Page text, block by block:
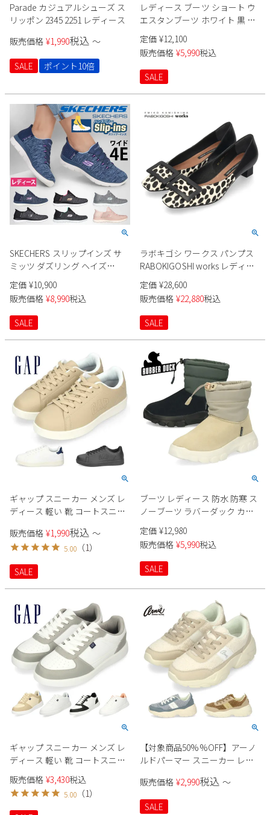
Parade カジュアルシューズ ス
リッポン 2345 2251 レディース
販売価格 ¥1,990税込 〜
SALE ポイント10倍
レディース ブーツ ショート ウ
エスタンブーツ ホワイト 黒 ブ
ラック ヒール mio notis 40412
定価 ¥12,100
販売価格 ¥5,990税込
SALE
SKECHERS スリップインズ サ
ミッツ ダズリング ヘイズ
149937W レディース
定価 ¥10,900
販売価格 ¥8,990税込
SALE
ラボキゴシ ワークス パンプス
RABOKIGOSHI works レディー
ス 12786 靴 スクエアトウバック
ルパンプス 4cm 本革 日本製
定価 ¥28,600
販売価格 ¥22,880税込
SALE
ギャップ スニーカー メンズ レ
ディース 軽い 靴 コートスニー
GPU12316 ベージュ 黒 ローカッ
ト軽量 クッション性
販売価格 ¥1,990税込 〜
5.00 （1）
SALE
ブーツ レディース 防水 防寒 ス
ノーブーツ ラバーダック カッ
シュスタイル 6302 黒 ブラック
グレー 厚底 ウインターブーツ
アウトドア RUBBER DUCK
定価 ¥12,980
販売価格 ¥5,990税込
SALE
ギャップ スニーカー メンズ レ
ディース 軽い 靴 コートスニー
カー ホワイト ブラック GAP
GPU12402 ベージュ グレー オレ
ンジ 黒 軽量 クッション性
販売価格 ¥3,430税込
5.00 （1）
【対象商品50%%OFF】アーノ
ルドパーマー スニーカー レデ
アル シューズ ボア ボリューム
ソール ローカット AN0964 アー
ニー Arnie Arnold Palmer
販売価格 ¥2,990税込 〜
SALE